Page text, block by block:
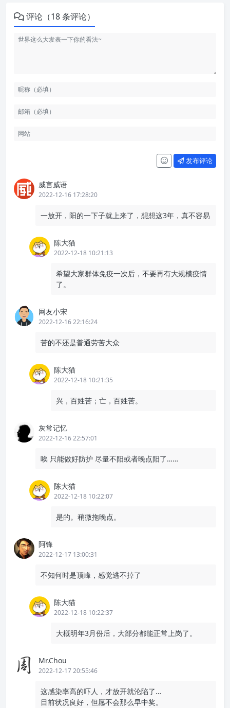
评论（18 条评论）
发布评论
威言威语
2022-12-16 17:28:20
一放开，阳的一下子就上来了，想想这3年，真不容易
陈大猫
2022-12-18 10:21:13
希望大家群体免疫一次后，不要再有大规模疫情
了。
网友小宋
2022-12-16 22:16:24
苦的不还是普通劳苦大众
陈大猫
2022-12-18 10:21:35
兴，百姓苦；亡，百姓苦。
灰常记忆
2022-12-16 22:57:01
唉 只能做好防护 尽量不阳或者晚点阳了……
陈大猫
2022-12-18 10:22:07
是的。稍微拖晚点。
阿锋
2022-12-17 13:00:31
不知何时是顶峰，感觉逃不掉了
陈大猫
2022-12-18 10:22:37
大概明年3月份后，大部分都能正常上岗了。
Mr.Chou
2022-12-17 20:55:46
这感染率高的吓人，才放开就沦陷了…
目前状况良好，但愿不会那么早中奖。